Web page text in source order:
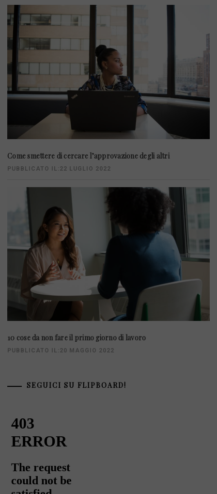
Come smettere di cercare l’approvazione degli altri
PUBBLICATO IL:22 LUGLIO 2022
10 cose da non fare il primo giorno di lavoro
PUBBLICATO IL:20 MAGGIO 2022
SEGUICI SU FLIPBOARD!